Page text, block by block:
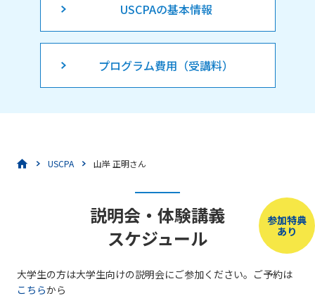
USCPAの基本情報
プログラム費用（受講料）
USCPA 山岸 正明さん
参加特典
あり
説明会・体験講義
スケジュール
大学生の方は大学生向けの説明会にご参加ください。ご予約は
こちらから